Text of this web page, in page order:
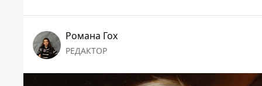
Романа Гох
РЕДАКТОР